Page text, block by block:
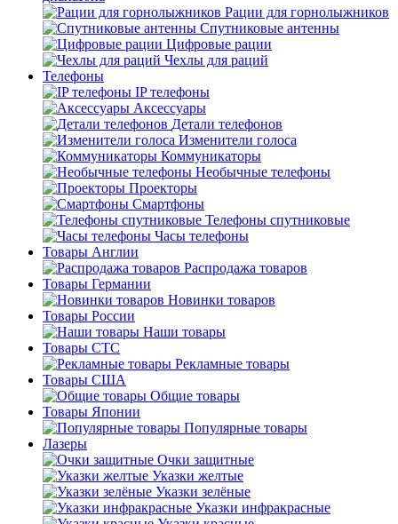
Рации для горнолыжников
Спутниковые антенны
Цифровые рации
Чехлы для раций
Телефоны
IP телефоны
Аксессуары
Детали телефонов
Изменители голоса
Коммуникаторы
Необычные телефоны
Проекторы
Смартфоны
Телефоны спутниковые
Часы телефоны
Товары Англии
Распродажа товаров
Товары Германии
Новинки товаров
Товары России
Наши товары
Товары СТС
Рекламные товары
Товары США
Общие товары
Товары Японии
Популярные товары
Лазеры
Очки защитные
Указки желтые
Указки зелёные
Указки инфракрасные